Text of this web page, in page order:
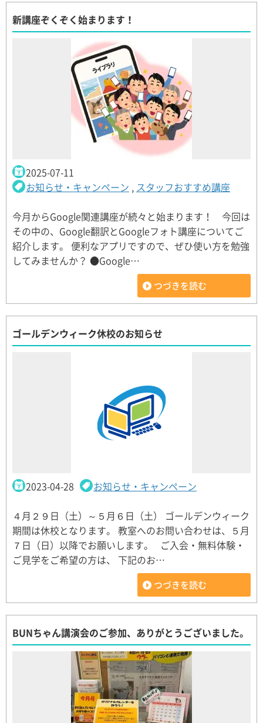
新講座ぞくぞく始まります！
2025-07-11
お知らせ・キャンペーン , スタッフおすすめ講座
今月からGoogle関連講座が続々と始まります！ 今回は
その中の、Google翻訳とGoogleフォト講座についてご
紹介します。 便利なアプリですので、ぜひ使い方を勉強
してみませんか？ ●Google…
つづきを読む
ゴールデンウィーク休校のお知らせ
2023-04-28 お知らせ・キャンペーン
４月２９日（土）～５月６日（土） ゴールデンウィーク
期間は休校となります。 教室へのお問い合わせは、５月
７日（日）以降でお願いします。 ご入会・無料体験・
ご見学をご希望の方は、 下記のお…
つづきを読む
BUNちゃん講演会のご参加、ありがとうございました。